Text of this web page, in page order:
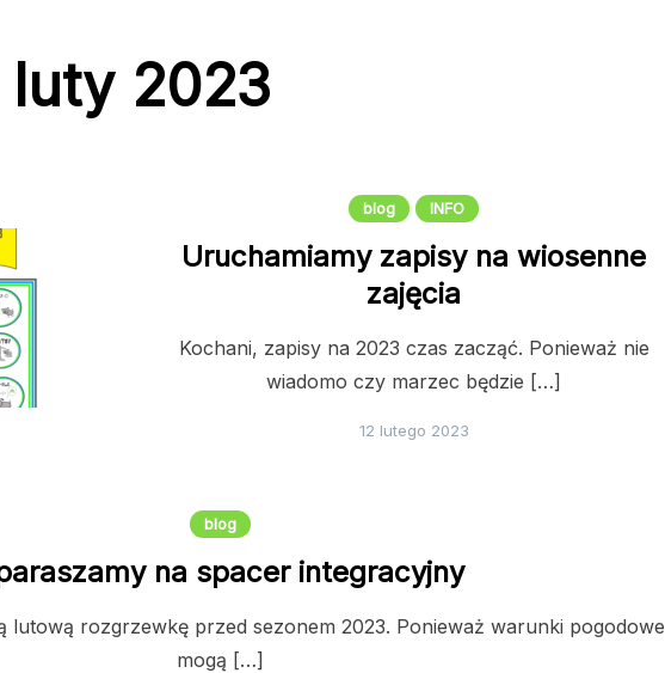
luty 2023
blog INFO
Uruchamiamy zapisy na wiosenne
zajęcia
Kochani, zapisy na 2023 czas zacząć. Ponieważ nie
wiadomo czy marzec będzie […]
12 lutego 2023
blog
na spacer integracyjny
lutową rozgrzewkę przed sezonem 2023. Ponieważ warunki pogodowe
mogą […]